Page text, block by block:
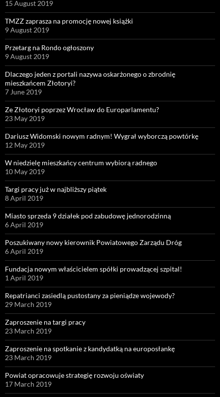
15 August 2019
TMZZ zaprasza na promocję nowej książki
9 August 2019
Przetarg na Rondo ogłoszony
9 August 2019
Dlaczego jeden z portali nazywa oskarżonego o zbrodnię
mieszkańcem Złotoryi?
7 June 2019
Ze Złotoryi poprzez Wrocław do Europarlamentu?
23 May 2019
Dariusz Widomski nowym radnym! Wygrał wyborczą powtórkę
12 May 2019
W niedzielę mieszkańcy centrum wybiorą radnego
10 May 2019
Targi pracy już w najbliższy piątek
8 April 2019
Miasto sprzeda 9 działek pod zabudowę jednorodzinną
6 April 2019
Poszukiwany nowy kierownik Powiatowego Zarządu Dróg
6 April 2019
Fundacja nowym właścicielem spółki prowadzącej szpital!
1 April 2019
Repatrianci zasiedlą pustostany za pieniądze wojewody?
29 March 2019
Zaproszenie na targi pracy
23 March 2019
Zaproszenie na spotkanie z kandydatką na europosłankę
23 March 2019
Powiat opracowuje strategię rozwoju oświaty
17 March 2019